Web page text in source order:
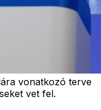
vonatkozó terve
vet fel.